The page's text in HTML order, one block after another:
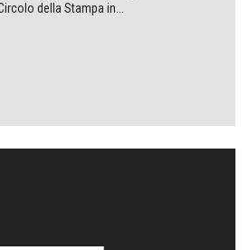
della Stampa in...